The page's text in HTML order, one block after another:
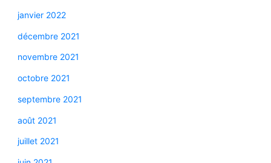
janvier 2022
décembre 2021
novembre 2021
octobre 2021
septembre 2021
août 2021
juillet 2021